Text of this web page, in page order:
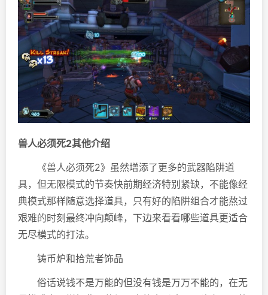
兽人必须死2其他介绍
《兽人必须死2》虽然增添了更多的武器陷阱道
具，但无限模式的节奏快前期经济特别紧缺，不能像经
典模式那样随意选择道具，只有好的陷阱组合才能熬过
艰难的时刻最终冲向颠峰，下边来看看哪些道具更适合
无尽模式的打法。
铸币炉和拾荒者饰品
俗话说钱不是万能的但没有钱是万万不能的，在无